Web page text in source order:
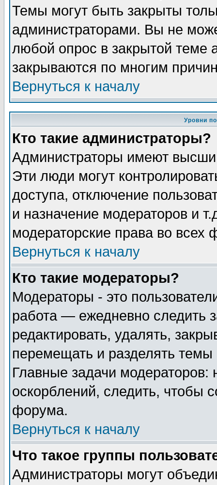
Темы могут быть закрыты
администраторами. Вы не
любой опрос в закрытой теме
закрываются по многим
Вернуться к началу
Уровни
Кто такие администраторы?
Администраторы имеют
Эти люди могут
доступа, отключение
и назначение модераторов и
модераторские права во всех
Вернуться к началу
Кто такие модераторы?
Модераторы - это
работа — ежедневно следить
редактировать, удалять,
перемещать и разделять
Главные задачи
оскорблений, следить, чтобы
форума.
Вернуться к началу
Что такое группы
Администраторы могут